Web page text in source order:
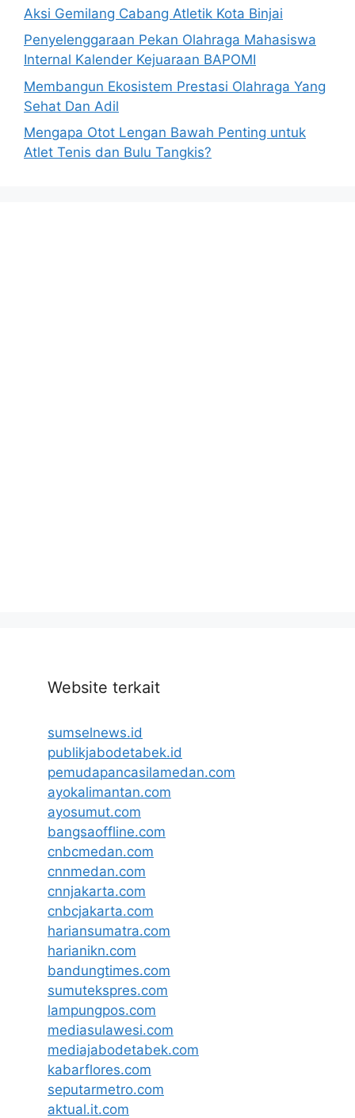
Aksi Gemilang Cabang Atletik Kota Binjai
Penyelenggaraan Pekan Olahraga Mahasiswa
Internal Kalender Kejuaraan BAPOMI
Membangun Ekosistem Prestasi Olahraga Yang
Sehat Dan Adil
Mengapa Otot Lengan Bawah Penting untuk
Atlet Tenis dan Bulu Tangkis?
Website terkait
sumselnews.id
publikjabodetabek.id
pemudapancasilamedan.com
ayokalimantan.com
ayosumut.com
bangsaoffline.com
cnbcmedan.com
cnnmedan.com
cnnjakarta.com
cnbcjakarta.com
hariansumatra.com
harianikn.com
bandungtimes.com
sumutekspres.com
lampungpos.com
mediasulawesi.com
mediajabodetabek.com
kabarflores.com
seputarmetro.com
aktual.it.com